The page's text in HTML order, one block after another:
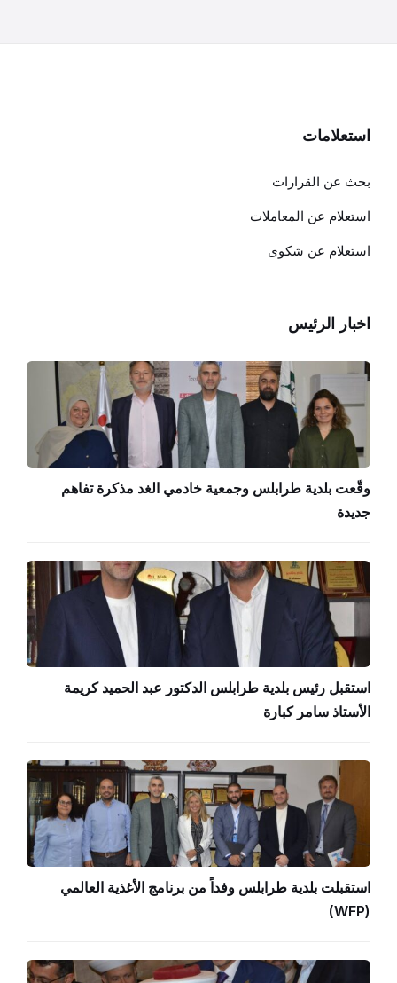
استعلامات
بحث عن القرارات
استعلام عن المعاملات
استعلام عن شكوى
اخبار الرئيس
وقّعت بلدية طرابلس وجمعية خادمي الغد مذكرة تفاهم
جديدة
استقبل رئيس بلدية طرابلس الدكتور عبد الحميد كريمة
الأستاذ سامر كبارة
استقبلت بلدية طرابلس وفداً من برنامج الأغذية العالمي
(WFP)